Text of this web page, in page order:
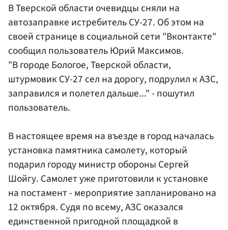
В Тверской области очевидцы сняли на
автозаправке истребитель СУ-27. Об этом на
своей странице в социальной сети "Вконтакте"
сообщил пользователь Юрий Максимов.
"В городе Бологое, Тверской области,
штурмовик СУ-27 сел на дорогу, подрулил к АЗС,
заправился и полетел дальше..." - пошутил
пользователь.
В настоящее время на въезде в город началась
установка памятника самолету, который
подарил городу министр обороны Сергей
Шойгу. Самолет уже приготовили к установке
на постамент - мероприятие запланировано на
12 октября. Судя по всему, АЗС оказался
единственной пригодной площадкой в